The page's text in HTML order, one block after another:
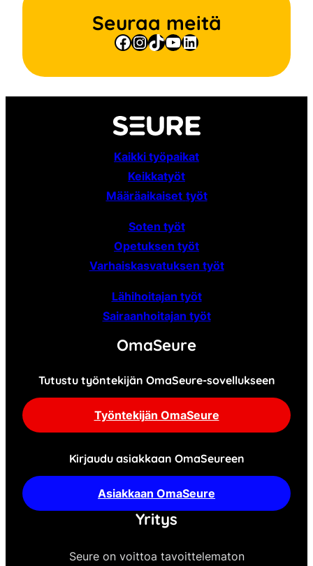
Seuraa meitä
Facebook
Instagram
TikTok
YouTube
LinkedIn
Kaikki työpaikat
Keikkatyöt
Määräaikaiset työt
Soten työt
Opetuksen työt
Varhaiskasvatuksen työt
Lähihoitajan työt
Sairaanhoitajan työt
OmaSeure
Tutustu työntekijän OmaSeure-sovellukseen
Työntekijän OmaSeure
Kirjaudu asiakkaan OmaSeureen
Asiakkaan OmaSeure
Yritys
Seure on voittoa tavoittelematon